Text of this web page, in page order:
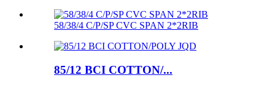
58/38/4 C/P/SP CVC SPAN 2*2RIB
85/12 BCI COTTON/...